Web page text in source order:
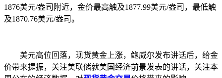
1876美元/盎司附近，金价最高触及1877.99美元/盎司，最低触
及1870.76美元/盎司。
美元高位回落，现货黄金上涨，鲍威尔发布讲话后，给金
价带来提振，关注美联储就美国经济前景发表的讲话，关注本